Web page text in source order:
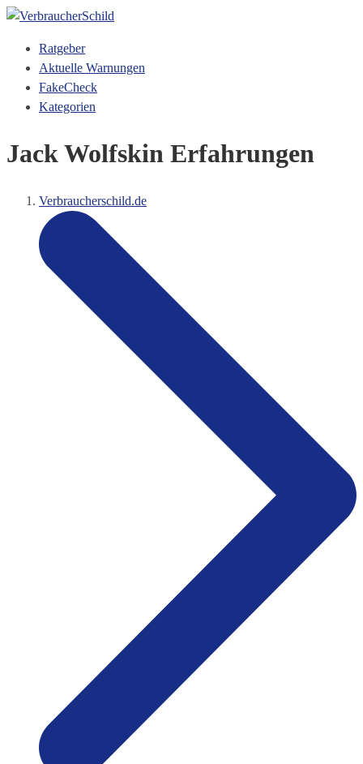
Ratgeber
Aktuelle Warnungen
FakeCheck
Kategorien
Jack Wolfskin Erfahrungen
Verbraucherschild.de